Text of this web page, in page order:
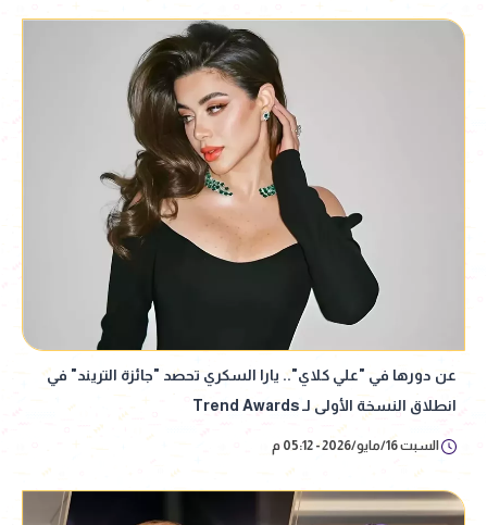
عن دورها في "علي كلاي".. يارا السكري تحصد "جائزة التريند" في
انطلاق النسخة الأولى لـ Trend Awards
السبت 16/مايو/2026 - 05:12 م